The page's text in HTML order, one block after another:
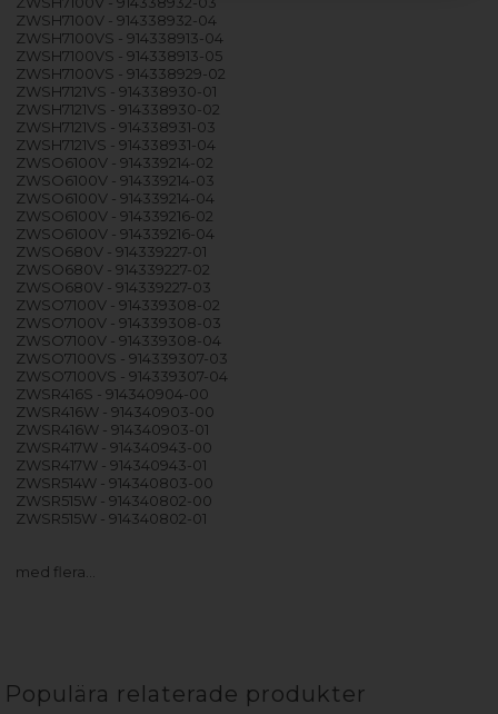
ZWSH7100V - 914338932-04
ZWSH7100VS - 914338913-04
ZWSH7100VS - 914338913-05
ZWSH7100VS - 914338929-02
ZWSH7121VS - 914338930-01
ZWSH7121VS - 914338930-02
ZWSH7121VS - 914338931-03
ZWSH7121VS - 914338931-04
ZWSO6100V - 914339214-02
ZWSO6100V - 914339214-03
ZWSO6100V - 914339214-04
ZWSO6100V - 914339216-02
ZWSO6100V - 914339216-04
ZWSO680V - 914339227-01
ZWSO680V - 914339227-02
ZWSO680V - 914339227-03
ZWSO7100V - 914339308-02
ZWSO7100V - 914339308-03
ZWSO7100V - 914339308-04
ZWSO7100VS - 914339307-03
ZWSO7100VS - 914339307-04
ZWSR416S - 914340904-00
ZWSR416W - 914340903-00
ZWSR416W - 914340903-01
ZWSR417W - 914340943-00
ZWSR417W - 914340943-01
ZWSR514W - 914340803-00
ZWSR515W - 914340802-00
ZWSR515W - 914340802-01
med flera…
Populära relaterade produkter